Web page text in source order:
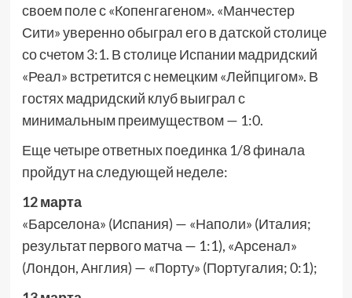
своем поле с «Копенгагеном». «Манчестер
Сити» уверенно обыграл его в датской столице
со счетом 3:1. В столице Испании мадридский
«Реал» встретится с немецким «Лейпцигом». В
гостях мадридский клуб выиграл с
минимальным преимуществом — 1:0.
Еще четыре ответных поединка 1/8 финала
пройдут на следующей неделе:
12 марта
«Барселона» (Испания) — «Наполи» (Италия;
результат первого матча — 1:1), «Арсенал»
(Лондон, Англия) — «Порту» (Португалия; 0:1);